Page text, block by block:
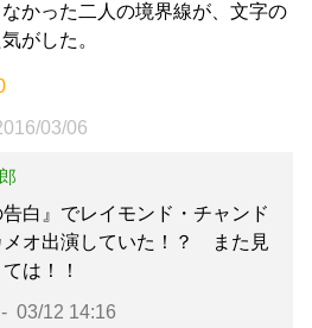
かった二人の境界線が、文字の
がした。
03/06
告白』でレイモンド・チャンド
メオ出演していた！？ また見
は！！
03/12 14:16